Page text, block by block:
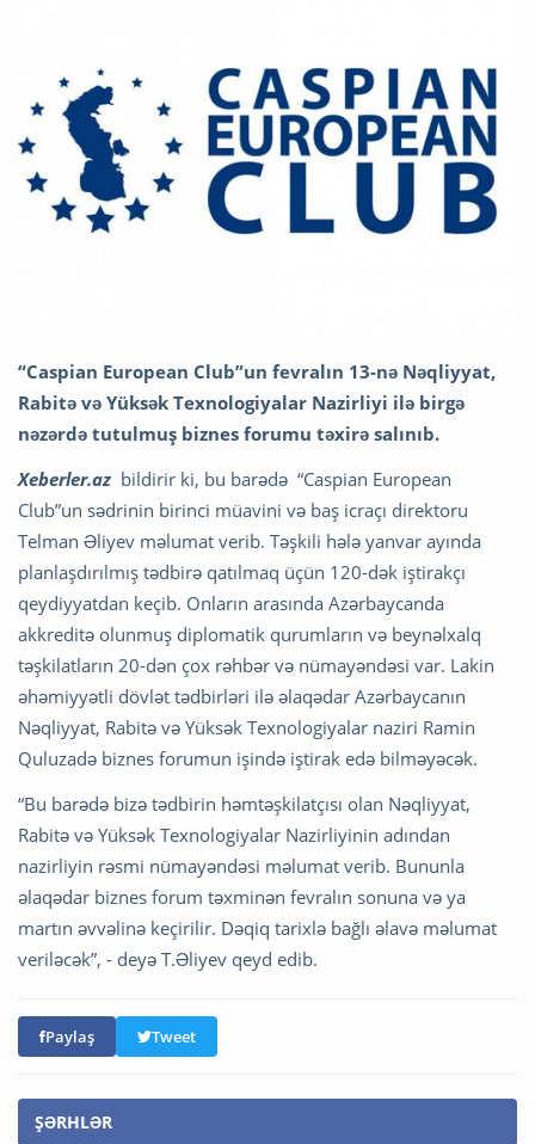
“Caspian European Club”un fevralın 13-nə Nəqliyyat,
Rabitə və Yüksək Texnologiyalar Nazirliyi ilə birgə
nəzərdə tutulmuş biznes forumu təxirə salınıb.
Xeberler.az bildirir ki, bu barədə “Caspian European
Club”un sədrinin birinci müavini və baş icraçı direktoru
Telman Əliyev məlumat verib. Təşkili hələ yanvar ayında
planlaşdırılmış tədbirə qatılmaq üçün 120-dək iştirakçı
qeydiyyatdan keçib. Onların arasında Azərbaycanda
akkreditə olunmuş diplomatik qurumların və beynəlxalq
təşkilatların 20-dən çox rəhbər və nümayəndəsi var. Lakin
əhəmiyyətli dövlət tədbirləri ilə əlaqədar Azərbaycanın
Nəqliyyat, Rabitə və Yüksək Texnologiyalar naziri Ramin
Quluzadə biznes forumun işində iştirak edə bilməyəcək.
“Bu barədə bizə tədbirin həmtəşkilatçısı olan Nəqliyyat,
Rabitə və Yüksək Texnologiyalar Nazirliyinin adından
nazirliyin rəsmi nümayəndəsi məlumat verib. Bununla
əlaqədar biznes forum təxminən fevralın sonuna və ya
martın əvvəlinə keçirilir. Dəqiq tarixlə bağlı əlavə məlumat
veriləcək”, - deyə T.Əliyev qeyd edib.
Paylaş Tweet
ŞƏRHLƏR